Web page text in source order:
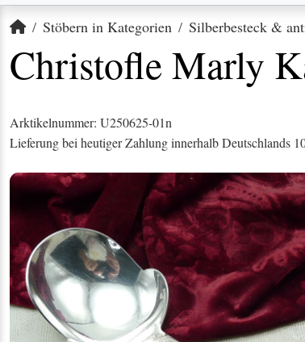
Startseite
Stöbern in Kategorien Silberbesteck &
Christofle Marly
Arktikelnummer: U250625-01n
Lieferung bei heutiger Zahlung innerhalb Deutschlands